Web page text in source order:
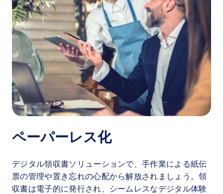
ペーパーレス化
デジタル領収書ソリューションで、手作業による紙伝
票の管理や置き忘れの心配から解放されましょう。領
収書は電子的に発行され、シームレスなデジタル体験